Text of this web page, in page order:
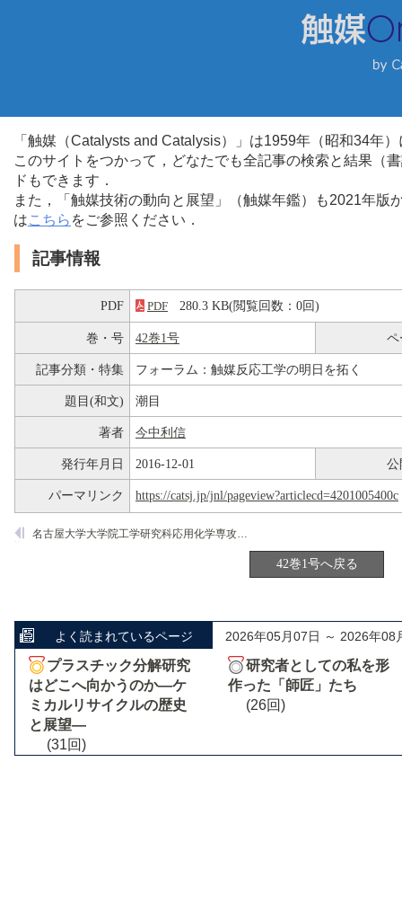
「触媒（Catalysts and Catalysis）」は1959年（昭和34年
このサイトをつかって，どなたでも全記事の検索と結果（
ドもできます．
また，「触媒技術の動向と展望」（触媒年鑑）も2021年
はこちら をご参照ください．
記事情報
PDF PDF 280.3 KB(閲覧回数：0回)
巻・号 42巻1号 ペ
記事分類・特集 フォーラム：触媒反応工学の明日を拓く
題目(和文) 潮目
著者 今中利信
発行年月日 2016-12-01 公
パーマリンク https://catsj.jp/jnl/pageview?articlecd=4201005400c
名古屋大学大学院工学研究科応用化学専攻服部忠研究室
42巻1号へ戻る
よく読まれているページ 2026年05月07日 ～ 2026年08
プラスチック分解研究
はどこへ向かうのか―ケ
ミカルリサイクルの歴史
と展望―
(31回)
研究者としての私を形
作った「師匠」たち
(26回)